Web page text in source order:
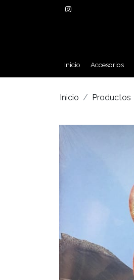
Inicio Accesorios
Inicio Productos